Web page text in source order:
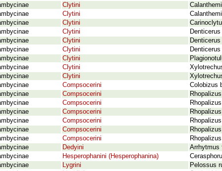
Clytini
Clytini
Clytini
Clytini
Clytini
Clytini
Clytini
Clytini
Clytini
Compsocerini
Colobizus
Compsocerini
Compsocerini
Compsocerini
Compsocerini
Compsocerini
Compsocerini
Dedyini
Arrhytmus
Hesperophanini (Hesperophanina)
Lygrini
Pelossus